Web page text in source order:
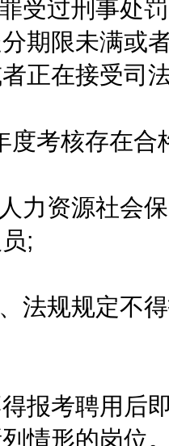
过刑事处罚
期限未满或
正在接受司
考核存在合
资源社会保
;
规规定不得
考聘用后即
情形的岗位